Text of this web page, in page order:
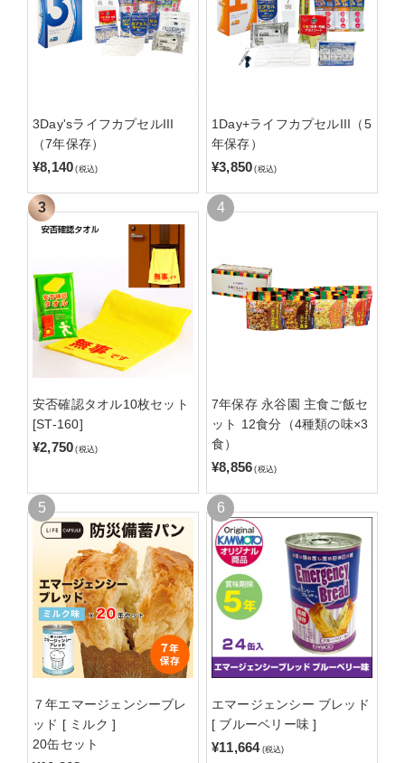
3Day'sライフカプセルIII
（7年保存）
¥8,140 (税込)
1Day+ライフカプセルIII（5
年保存）
¥3,850 (税込)
安否確認タオル10枚セット
[ST-160]
¥2,750 (税込)
7年保存 永谷園 主食ご飯セ
ット 12食分（4種類の味×3
食）
¥8,856 (税込)
７年エマージェンシーブレ
ッド [ ミルク ]
20缶セット
エマージェンシー ブレッド
[ ブルーベリー味 ]
¥11,664 (税込)